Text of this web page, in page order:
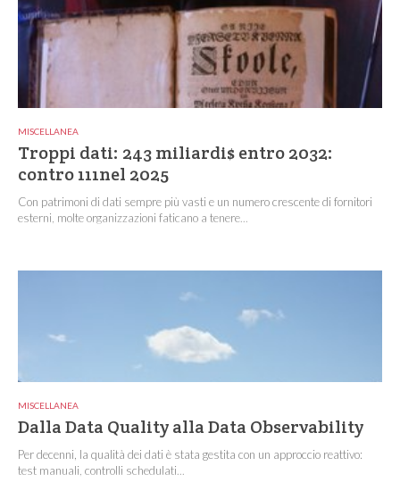
MISCELLANEA
Troppi dati: 243 miliardi$ entro 2032:
contro 111nel 2025
Con patrimoni di dati sempre più vasti e un numero crescente di fornitori
esterni, molte organizzazioni faticano a tenere...
MISCELLANEA
Dalla Data Quality alla Data Observability
Per decenni, la qualità dei dati è stata gestita con un approccio reattivo:
test manuali, controlli schedulati...